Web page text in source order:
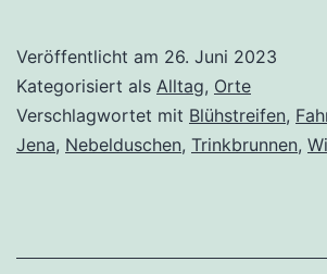
Veröffentlicht am 26. Juni 2023
Kategorisiert als Alltag, Orte
Verschlagwortet mit Blühstreifen,
Jena, Nebelduschen, Trinkbrunnen,